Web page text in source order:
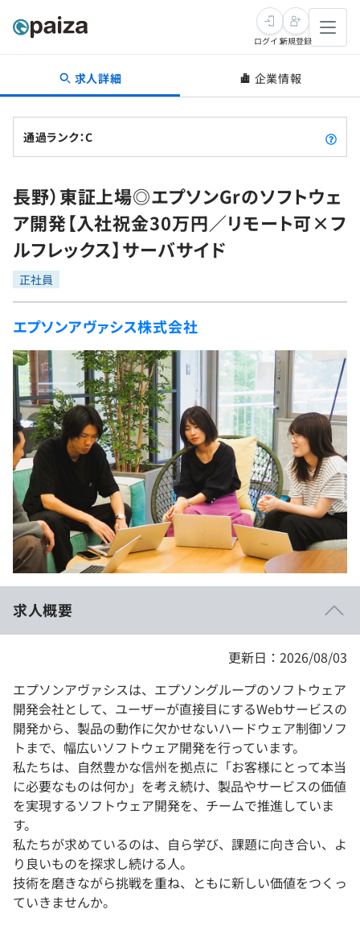
転職・キャリア
転職成功ガイド
転職エージェント
インタビュー
転職成功ガイド
新卒就活
求人検索
本選考
インターン
新卒エージェント
イベント・セミナー
インタビュー
就活成功ガイド
学習
問題集
4択課題
ナレッジ
リファレンス
プラン
個人向けプラン
法人向けプラン
学校向けプラン
契約内容・クーポン
プログラミング言語
評価結果一覧
再チャレンジ結果一覧
ゲーム・マンガ
Tech Team Journal
paiza times
note
paizaとは？
ログイン新規登録
求人詳細 企業情報
通過ランク：C
長野）東証上場◎エプソンGrのソフトウェ
ア開発【入社祝金30万円／リモート可×フ
ルフレックス】サーバサイド
正社員
エプソンアヴァシス株式会社
求人概要
更新日：2026/08/03
エプソンアヴァシスは、エプソングループのソフトウェア
開発会社として、ユーザーが直接目にするWebサービスの
開発から、製品の動作に欠かせないハードウェア制御ソフ
トまで、幅広いソフトウェア開発を行っています。
私たちは、自然豊かな信州を拠点に「お客様にとって本当
に必要なものは何か」を考え続け、製品やサービスの価値
を実現するソフトウェア開発を、チームで推進していま
す。
私たちが求めているのは、自ら学び、課題に向き合い、よ
り良いものを探求し続ける人。
技術を磨きながら挑戦を重ね、ともに新しい価値をつくっ
ていきませんか。